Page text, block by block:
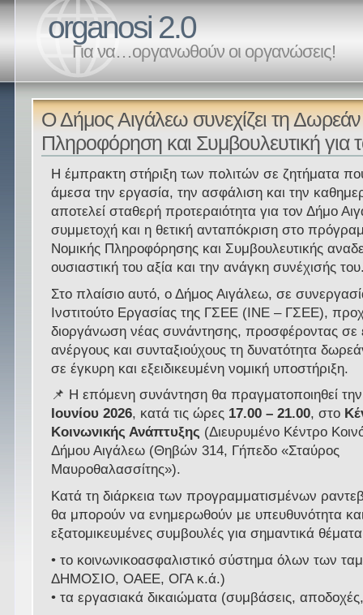
organosi 2.0
Για να…οργανωθούν οι οργανώσεις!
Ο Δήμος Αιγάλεω συνεχίζει τη
Πληροφόρηση και Συμβουλευτική για
Η έμπρακτη στήριξη των πολιτών σε ζητήματα
άμεσα την εργασία, την ασφάλιση και την
αποτελεί σταθερή προτεραιότητα για τον Δήμο
συμμετοχή και η θετική ανταπόκριση στο
Νομικής Πληροφόρησης και Συμβουλευτικής
ουσιαστική του αξία και την ανάγκη συνέχισής
Στο πλαίσιο αυτό, ο Δήμος Αιγάλεω, σε
Ινστιτούτο Εργασίας της ΓΣΕΕ (ΙΝΕ – ΓΣΕΕ),
διοργάνωση νέας συνάντησης, προσφέροντας σε
ανέργους και συνταξιούχους τη δυνατότητα
σε έγκυρη και εξειδικευμένη νομική υποστήριξη.
📌 Η επόμενη συνάντηση θα πραγματοποιηθεί
Ιουνίου 2026, κατά τις ώρες 17.00 – 21.00, στο
Κοινωνικής Ανάπτυξης (Διευρυμένο Κέντρο
Δήμου Αιγάλεω (Θηβών 314, Γήπεδο «Σταύρος
Μαυροθαλασσίτης»).
Κατά τη διάρκεια των προγραμματισμένων
θα μπορούν να ενημερωθούν με υπευθυνότητα
εξατομικευμένες συμβουλές για σημαντικά
• το κοινωνικοασφαλιστικό σύστημα όλων των
ΔΗΜΟΣΙΟ, ΟΑΕΕ, ΟΓΑ κ.ά.)
• τα εργασιακά δικαιώματα (συμβάσεις,